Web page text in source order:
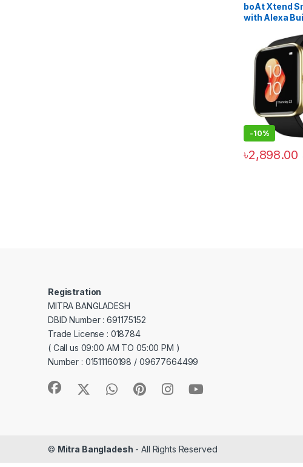
boAt Xtend
with Alexa
Watch
Monitor,
Monitoring,
Modes,
ATM & 7 Days
Battery(Pitch
-10%
৳2,898.00
Registration
MITRA BANGLADESH
DBID Number : 691175152
Trade License : 018784
( Call us 09:00 AM TO 05:00 PM )
Number : 01511160198 / 09677664499
© Mitra Bangladesh - All Rights Reserved